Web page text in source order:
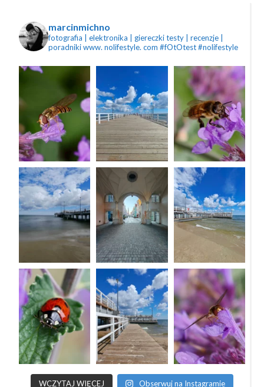
marcinmichno
fotografia | elektronika | giereczkitesty | recenzje |
poradnikiwww. nolifestyle. com #fOtOtest #nolifestyle
WCZYTAJ WIĘCEJ Obserwuj na Instagramie